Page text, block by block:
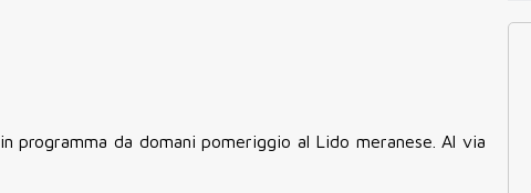
in programma da domani pomeriggio al Lido meranese. Al via